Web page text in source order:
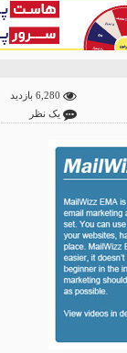
یک نظر